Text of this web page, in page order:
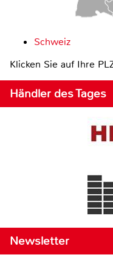
Schweiz
Klicken Sie auf Ihre
Händler des Tages
Newsletter